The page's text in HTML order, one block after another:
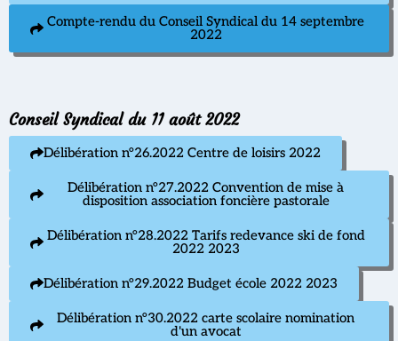
Compte-rendu du Conseil Syndical du 14 septembre
2022
Conseil Syndical du 11 août 2022
Délibération n°26.2022 Centre de loisirs 2022
Délibération n°27.2022 Convention de mise à
disposition association foncière pastorale
Délibération n°28.2022 Tarifs redevance ski de fond
2022 2023
Délibération n°29.2022 Budget école 2022 2023
Délibération n°30.2022 carte scolaire nomination
d'un avocat